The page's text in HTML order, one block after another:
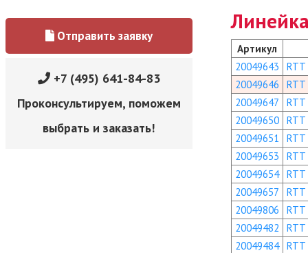
Отправить заявку
+7 (495) 641-84-83
Проконсультируем, поможем
выбрать и заказать!
Артикул
20049643
RTT
20049646
RTT
20049647
RTT
20049650 RTT
20049651
RTT
20049653
RTT
20049654 RTT
20049657
RTT
20049806
RTT
20049482
RTT
20049484 RTT